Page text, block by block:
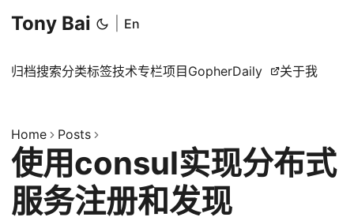
Tony Bai En
归档搜索分类标签技术专栏项目 GopherDaily 关于我
Home Posts
使用consul实现分布式
服务注册和发现